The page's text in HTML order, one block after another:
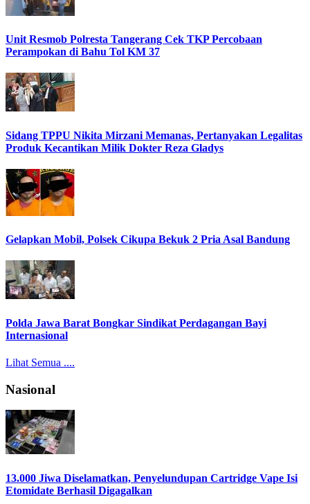
Unit Resmob Polresta Tangerang Cek TKP Percobaan
Perampokan di Bahu Tol KM 37
Sidang TPPU Nikita Mirzani Memanas, Pertanyakan Legalitas
Produk Kecantikan Milik Dokter Reza Gladys
Gelapkan Mobil, Polsek Cikupa Bekuk 2 Pria Asal Bandung
Polda Jawa Barat Bongkar Sindikat Perdagangan Bayi
Internasional
Lihat Semua ....
Nasional
13.000 Jiwa Diselamatkan, Penyelundupan Cartridge Vape Isi
Etomidate Berhasil Digagalkan